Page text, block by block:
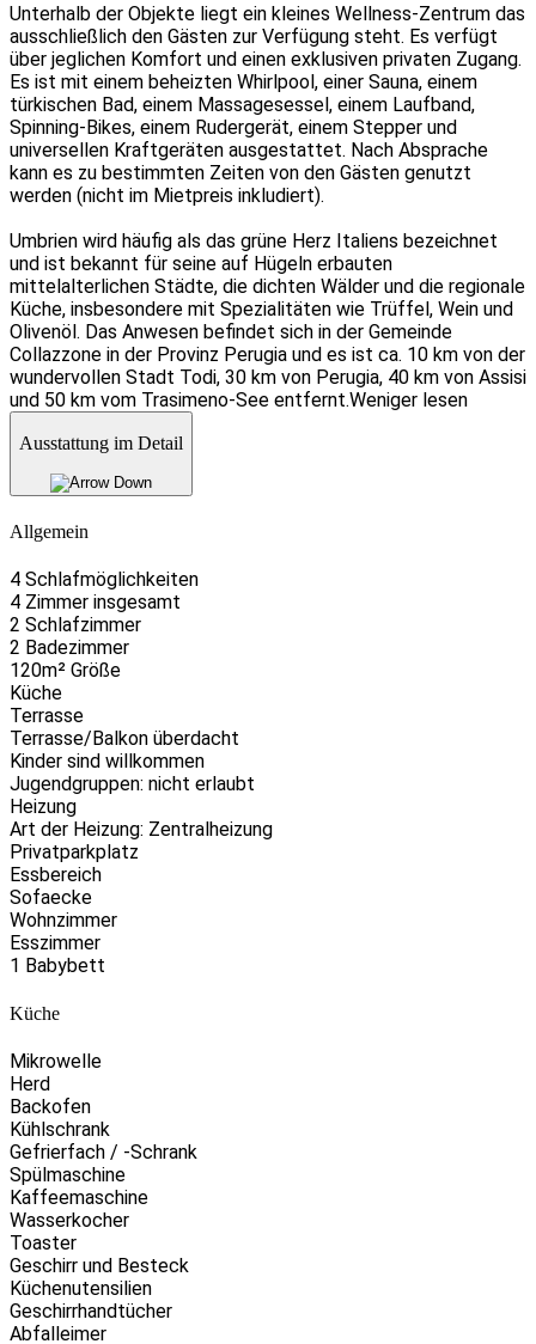
Unterhalb der Objekte liegt ein kleines Wellness-Zentrum das
ausschließlich den Gästen zur Verfügung steht. Es verfügt
über jeglichen Komfort und einen exklusiven privaten Zugang.
Es ist mit einem beheizten Whirlpool, einer Sauna, einem
türkischen Bad, einem Massagesessel, einem Laufband,
Spinning-Bikes, einem Rudergerät, einem Stepper und
universellen Kraftgeräten ausgestattet. Nach Absprache
kann es zu bestimmten Zeiten von den Gästen genutzt
werden (nicht im Mietpreis inkludiert).
Umbrien wird häufig als das grüne Herz Italiens bezeichnet
und ist bekannt für seine auf Hügeln erbauten
mittelalterlichen Städte, die dichten Wälder und die regionale
Küche, insbesondere mit Spezialitäten wie Trüffel, Wein und
Olivenöl. Das Anwesen befindet sich in der Gemeinde
Collazzone in der Provinz Perugia und es ist ca. 10 km von der
wundervollen Stadt Todi, 30 km von Perugia, 40 km von Assisi
und 50 km vom Trasimeno-See entfernt.Weniger lesen
Ausstattung im Detail
Allgemein
4 Schlafmöglichkeiten
4 Zimmer insgesamt
2 Schlafzimmer
2 Badezimmer
120m² Größe
Küche
Terrasse
Terrasse/Balkon überdacht
Kinder sind willkommen
Jugendgruppen: nicht erlaubt
Heizung
Art der Heizung: Zentralheizung
Privatparkplatz
Essbereich
Sofaecke
Wohnzimmer
Esszimmer
1 Babybett
Küche
Mikrowelle
Herd
Backofen
Kühlschrank
Gefrierfach / -Schrank
Spülmaschine
Kaffeemaschine
Wasserkocher
Toaster
Geschirr und Besteck
Küchenutensilien
Geschirrhandtücher
Abfalleimer